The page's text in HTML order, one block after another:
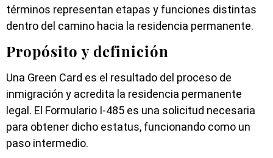
términos representan etapas y funciones distintas
dentro del camino hacia la residencia permanente.
Propósito y definición
Una Green Card es el resultado del proceso de
inmigración y acredita la residencia permanente
legal. El Formulario I-485 es una solicitud necesaria
para obtener dicho estatus, funcionando como un
paso intermedio.